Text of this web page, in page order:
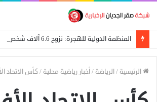
الرئيسية /الرياضة /أخبار رياضية محلية / كأس الاتحاد